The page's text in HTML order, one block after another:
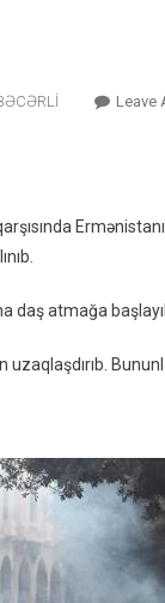
Leave
daş atmağa